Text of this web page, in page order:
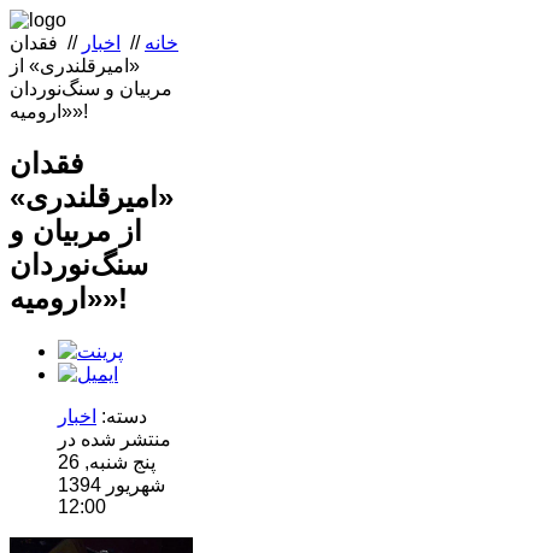
خانه // اخبار // فقدان
«امیرقلندری» از
مربیان و سنگ‌نوردان
«ارومیه»!
فقدان
«امیرقلندری»
از مربیان و
سنگ‌نوردان
«ارومیه»!
دسته: اخبار
منتشر شده در
پنج شنبه, 26
شهریور 1394
12:00